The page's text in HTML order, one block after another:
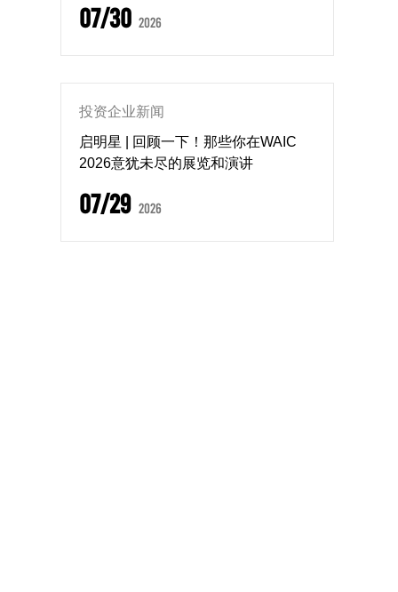
07/30 2026
投资企业新闻
启明星 | 回顾一下！那些你在WAIC
2026意犹未尽的展览和演讲
07/29 2026